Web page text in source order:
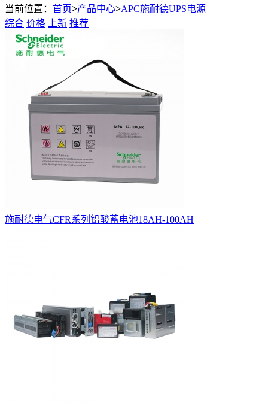
当前位置： 首页>产品中心>APC施耐德UPS电源
综合 价格 上新 推荐
施耐德电气CFR系列铅酸蓄电池18AH-100AH